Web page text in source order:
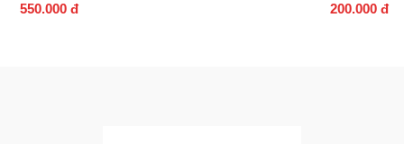
550.000 đ 200.000 đ